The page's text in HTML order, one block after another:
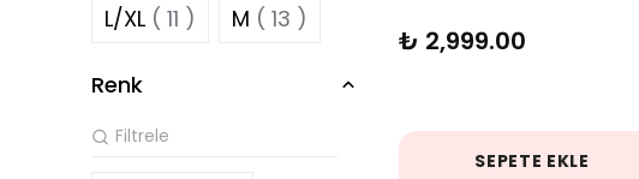
L/XL ( 11 ) M ( 13 )
S ( 13 )
Standart
Renk
₺ 2,999.00
SEPETE EKLE